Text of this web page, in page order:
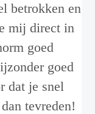
betrokken en
mij direct in
goed
goed
dat je snel
tevreden!